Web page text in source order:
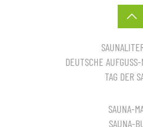
DEUTSCHE
TAG DER
SAUNA-
SAUNA-